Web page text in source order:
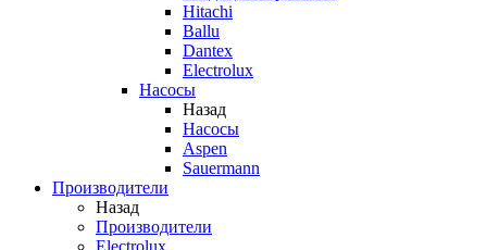
Hitachi
Ballu
Dantex
Electrolux
Насосы
Назад
Насосы
Aspen
Sauermann
Производители
Назад
Производители
Electrolux